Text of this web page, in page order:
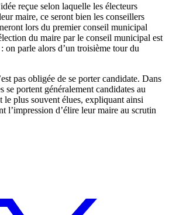
reçue selon laquelle les électeurs
maire, ce seront bien les conseillers
lors du premier conseil municipal
du maire par le conseil municipal est
on parle alors d’un troisième tour du
pas obligée de se porter candidate. Dans
se portent généralement candidates au
le plus souvent élues, expliquant ainsi
l’impression d’élire leur maire au scrutin